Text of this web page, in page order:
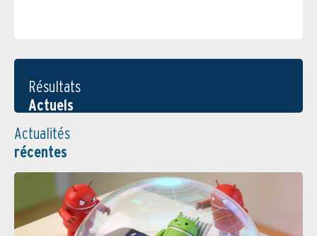
Résultats
Actuels
Actualités
récentes